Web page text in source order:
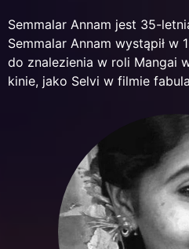
Semmalar Annam jest 35-
Semmalar Annam wystąpił w
do znalezienia w roli Mangai
kinie, jako Selvi w filmie